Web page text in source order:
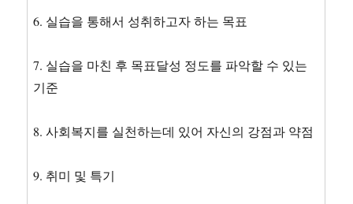
6. 실습을 통해서 성취하고자 하는 목표
7. 실습을 마친 후 목표달성 정도를 파악할 수 있는
기준
8. 사회복지를 실천하는데 있어 자신의 강점과 약점
9. 취미 및 특기